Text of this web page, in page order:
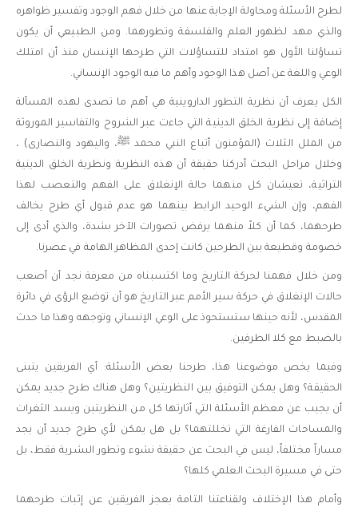
لطرح الأسئلة ومحاولة الإجابة عنها من خلال فهم الوجود وتفسير ظواهره
والذي مهد لظهور العلم والفلسفة وتطورهما. ومن الطبيعي أن يكون
تساؤلنا الأول هو امتداد للتساؤلات التي طرحها الإنسان منذ أن امتلك
الوعي واللغة عن أصل هذا الوجود وأهم ما فيه الوجود الإنساني.
الكل يعرف أن نظرية التطور الداروينية هي أهم ما تصدى لهذه المسألة
إضافة إلى نظرية الخلق الدينية التي جاءت عبر الشروح والتفاسير الموروثة
من الملل الثلاث (المؤمنون أتباع النبي محمد ﷺ، واليهود والنصارى) ،
وخلال مراحل البحث أدركنا حقيقة أن هذه النظرية ونظرية الخلق الدينية
التراثية، تعيشان كل منهما حالة الإنغلاق على الفهم والتعصب لهذا
الفهم، وإن الشيء الوحيد الرابط بينهما هو عدم قبول أي طرح يخالف
طرحهما، كما أن كلاً منهما يرفض تصورات الآخر بشدة، والذي أدى إلى
خصومة وقطيعة بين الطرحين كانت إحدى المظاهر الهامة في عصرنا.
ومن خلال فهمنا لحركة التاريخ وما اكتسبناه من معرفة نجد أن أصعب
حالات الإنغلاق في حركة سير الأمم عبر التاريخ هو أن توضع الرؤى في دائرة
المقدس، لأنه حينها ستستحوذ على الوعي الإنساني وتوجهه وهذا ما حدث
بالضبط مع كلا الطرفين.
وفيما يخص موضوعنا هذا، طرحنا بعض الأسئلة: أي الفريقين يتبنى
الحقيقة؟ وهل يمكن التوفيق بين النظريتين؟ وهل هناك طرح جديد يمكن
أن يجيب عن معظم الأسئلة التي أثارتها كل من النظريتين ويسد الثغرات
والمساحات الفارغة التي تخللتهما؟ بل هل يمكن لأي طرح جديد أن يجد
مساراً مختلفاً، ليس في البحث عن حقيقة نشوء وتطور البشرية فقط، بل
حتى في مسيرة البحث العلمي كلها؟
وأمام هذا الإختلاف ولقناعتنا التامة بعجز الفريقين عن إثبات طرحهما